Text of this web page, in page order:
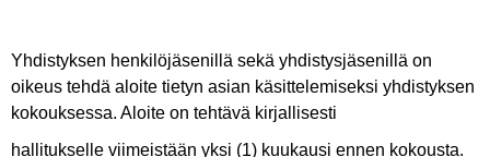
Yhdistyksen henkilöjäsenillä sekä yhdistysjäsenillä on
oikeus tehdä aloite tietyn asian käsittelemiseksi yhdistyksen
kokouksessa. Aloite on tehtävä kirjallisesti
hallitukselle viimeistään yksi (1) kuukausi ennen kokousta.